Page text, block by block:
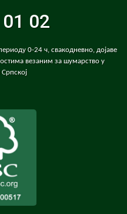
02
0-24 ч, свакодневно, дојаве
везаним за шумарство у